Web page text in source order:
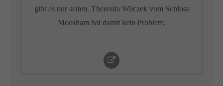
gibt es nur selten. Theresita Wilczek vom Schloss
Moosham hat damit kein Problem.